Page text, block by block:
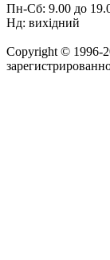
Пн-Сб: 9.00 до
Нд: вихідний
Copyright © 1996-